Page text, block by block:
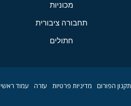
מכוניות
תחבורה ציבורית
חתולים
תקנון הפורום מדיניות פרטיות עזרה עמוד ראשי